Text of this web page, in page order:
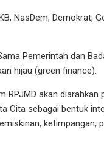
NasDem, Demokrat,
Pemerintah dan
hijau (green finance).
akan diarahkan
Cita sebagai bentuk
ketimpangan,